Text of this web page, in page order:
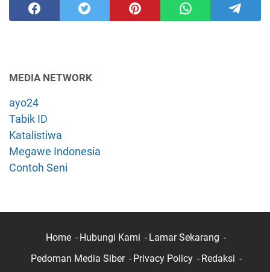
MEDIA NETWORK
ayo24
Tabik ID
Katalistiwa
Megawe Indonesia
Contoh Seni
Home Hubungi Kami
Lamar Sekarang
Pedoman Media Siber
Privacy Policy Redaksi